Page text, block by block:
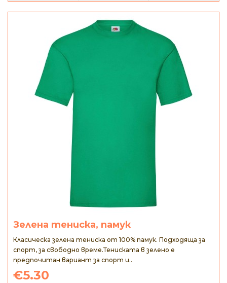
Зелена тениска, памук
Класическа зелена тениска от 100% памук. Подходяща за
спорт, за свободно време.Тениската в зелено е
предпочитан вариант за спорт и..
€5.30